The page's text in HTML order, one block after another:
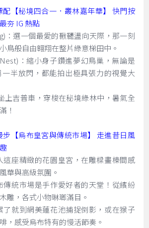
【秘境四合一．叢林嘉年華】 快門按
夯 IG 熱點
：選一個最愛的鞦韆盪向天際，那一刻
鳥般自由翱翔在整片綠意梯田中。
：縮小身子鑽進夢幻鳥巢，無論是
半放閃，都能拍出極具張力的視覺大
吉普車，穿梭在秘境綠林中，暑氣全
！
步【烏布皇宮與傳統市場】 走進昔日風
這座精緻的花園皇宮，在雕樑畫棟間感
華與高級氛圍。
統市場是手作愛好者的天堂！從繽紛
雕，各式小物琳瑯滿目。
了就到網美蓮花池捕捉倒影，或在猴子
，感受烏布特有的慢活節奏。